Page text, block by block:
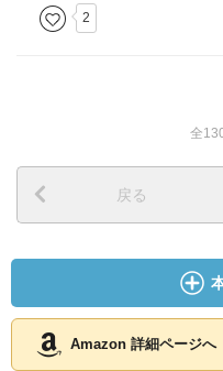
と呆気に取られたしその
どーなったんだその後のリ
してないか(とりあえず
れしたのも何だかとって
終盤には散々振り回した
「譲るよ、子育てがある
と容易くひとに譲るとい
グレイテストなショーマ
2
全
戻る
Amazon 詳細ページへ